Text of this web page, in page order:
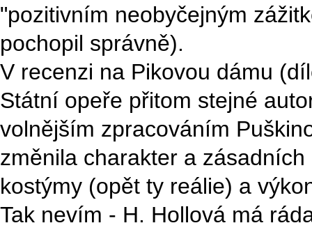
"pozitivním neobyčejným
pochopil správně).
V recenzi na Pikovou dámu
Státní opeře přitom stejné
volnějším zpracováním
změnila charakter a
kostýmy (opět ty reálie) a
Tak nevím - H. Hollová má